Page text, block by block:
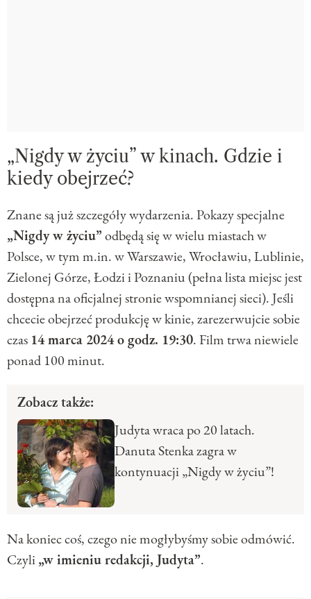
„Nigdy w życiu” w kinach. Gdzie i
kiedy obejrzeć?
Znane są już szczegóły wydarzenia. Pokazy specjalne
„Nigdy w życiu”odbędą się w wielu miastach w
Polsce, w tym m.in. w Warszawie, Wrocławiu, Lublinie,
Zielonej Górze, Łodzi i Poznaniu (pełna lista miejsc jest
dostępna na oficjalnej stronie wspomnianej sieci). Jeśli
chcecie obejrzeć produkcję w kinie, zarezerwujcie sobie
czas 14 marca 2024 o godz. 19:30. Film trwa niewiele
ponad 100 minut.
Zobacz także:
Judyta wraca po 20 latach.
Danuta Stenka zagra w
kontynuacji „Nigdy w życiu”!
Na koniec coś, czego nie mogłybyśmy sobie odmówić.
Czyli„w imieniu redakcji, Judyta”.